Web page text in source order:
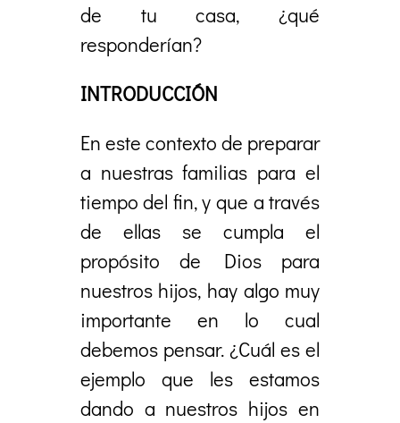
de tu casa, ¿qué
responderían?
INTRODUCCIÓN
En este contexto de preparar
a nuestras familias para el
tiempo del fin, y que a través
de ellas se cumpla el
propósito de Dios para
nuestros hijos, hay algo muy
importante en lo cual
debemos pensar. ¿Cuál es el
ejemplo que les estamos
dando a nuestros hijos en